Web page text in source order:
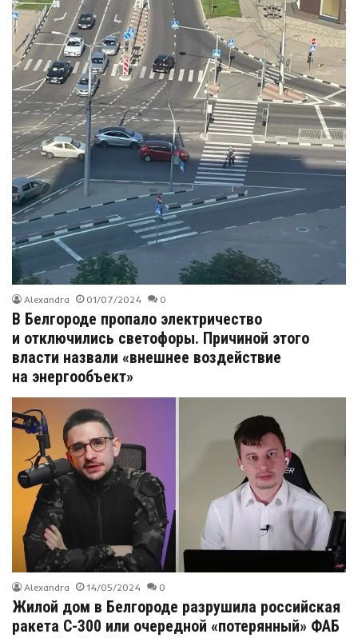
Alexandra 01/07/2024 0
В Белгороде пропало электричество
и отключились светофоры. Причиной этого
власти назвали «внешнее воздействие
на энергообъект»
Alexandra 14/05/2024 0
Жилой дом в Белгороде разрушила российская
ракета С-300 или очередной «потерянный» ФАБ